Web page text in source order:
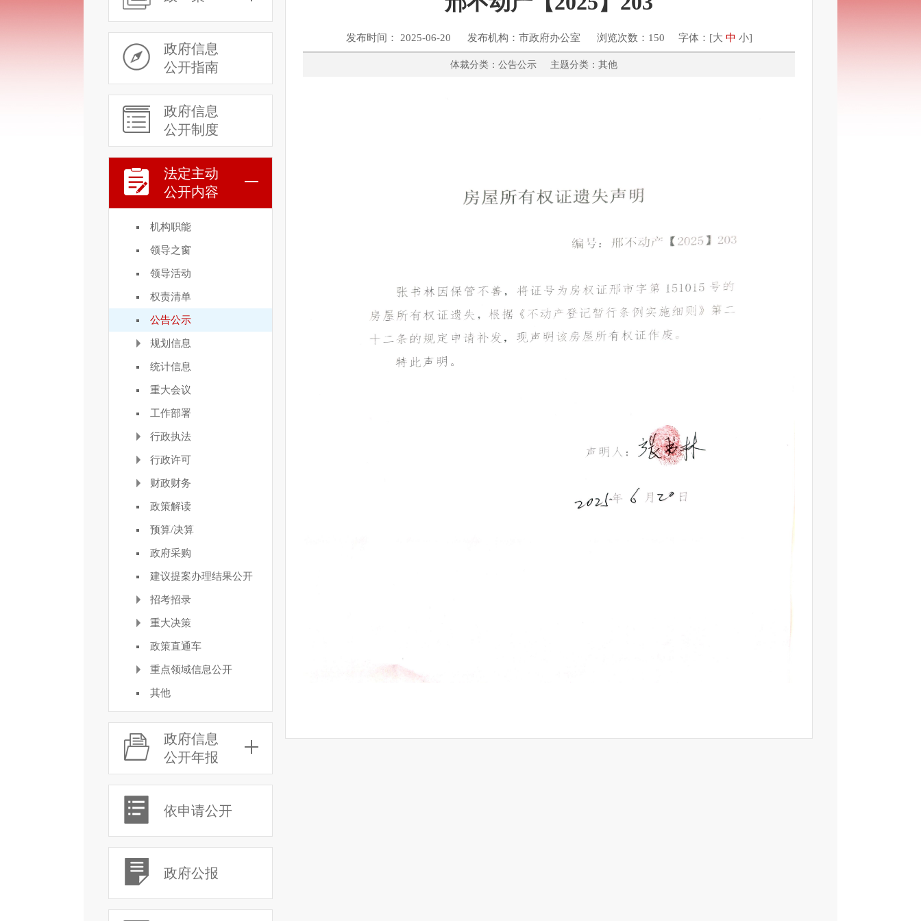
政府信息
公开指南
政府信息
公开制度
法定主动
公开内容
机构职能
领导之窗
领导活动
权责清单
公告公示
规划信息
统计信息
重大会议
工作部署
行政执法
行政许可
财政财务
政策解读
预算/决算
政府采购
建议提案办理结果公开
招考招录
重大决策
政策直通车
重点领域信息公开
其他
政府信息
公开年报
依申请公开
政府公报
发布时间： 2025-06-20 发布机构：市政府办公室 浏览次数：150 字体：[大 中 小]
体裁分类：公告公示 主题分类：其他